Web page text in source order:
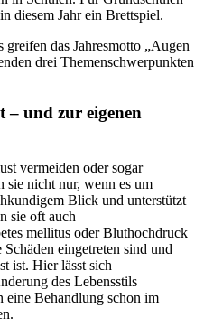
diesem Jahr ein Brettspiel.
greifen das Jahresmotto „Augen
drei Themenschwerpunkten
– und zur eigenen
vermeiden oder sogar
sie nicht nur, wenn es um
Blick und unterstützt
sie oft auch
mellitus oder Bluthochdruck
eingetreten sind und
ist. Hier lässt sich
des Lebensstils
eine Behandlung schon im